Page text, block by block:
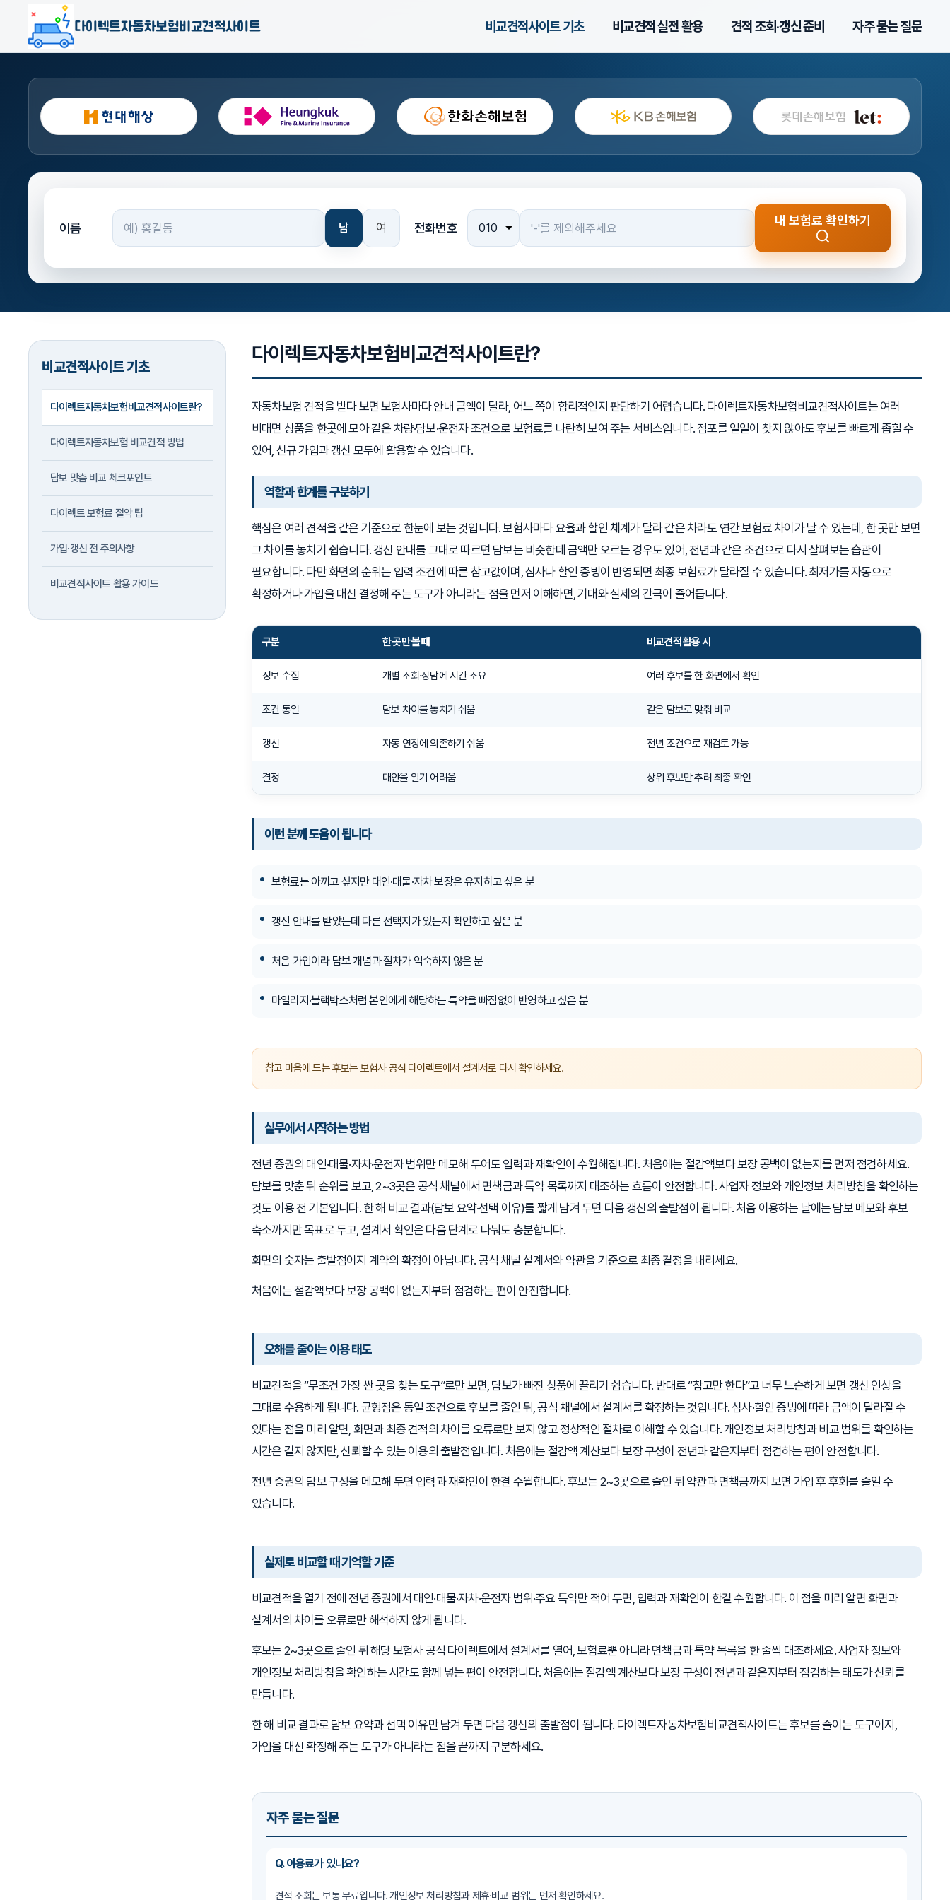
다이렉트자동차보험비교견적사이트 비교견적사이트 기초 비교견적 실전 활용 견적 조회·갱신 준비 자주 묻는 질문
이름 남 여 전화번호 내 보험료 확인하기
비교견적사이트 기초
다이렉트자동차보험비교견적사이트란?
다이렉트자동차보험 비교견적 방법
담보 맞춤 비교 체크포인트
다이렉트 보험료 절약 팁
가입·갱신 전 주의사항
비교견적사이트 활용 가이드
다이렉트자동차보험비교견적사이트란?
자동차보험 견적을 받다 보면 보험사마다 안내 금액이 달라, 어느 쪽이 합리적인지 판단하기 어렵습니다. 다이렉트자동차보험비교견적사이트는 여러
비대면 상품을 한곳에 모아 같은 차량·담보·운전자 조건으로 보험료를 나란히 보여 주는 서비스입니다. 점포를 일일이 찾지 않아도 후보를 빠르게 좁힐 수
있어, 신규 가입과 갱신 모두에 활용할 수 있습니다.
역할과 한계를 구분하기
핵심은 여러 견적을 같은 기준으로 한눈에 보는 것입니다. 보험사마다 요율과 할인 체계가 달라 같은 차라도 연간 보험료 차이가 날 수 있는데, 한 곳만 보면
그 차이를 놓치기 쉽습니다. 갱신 안내를 그대로 따르면 담보는 비슷한데 금액만 오르는 경우도 있어, 전년과 같은 조건으로 다시 살펴보는 습관이
필요합니다. 다만 화면의 순위는 입력 조건에 따른 참고값이며, 심사나 할인 증빙이 반영되면 최종 보험료가 달라질 수 있습니다. 최저가를 자동으로
확정하거나 가입을 대신 결정해 주는 도구가 아니라는 점을 먼저 이해하면, 기대와 실제의 간극이 줄어듭니다.
구분 한 곳만 볼 때 비교견적 활용 시
정보 수집 개별 조회·상담에 시간 소요 여러 후보를 한 화면에서 확인
조건 통일 담보 차이를 놓치기 쉬움 같은 담보로 맞춰 비교
갱신 자동 연장에 의존하기 쉬움 전년 조건으로 재검토 가능
결정 대안을 알기 어려움 상위 후보만 추려 최종 확인
이런 분께 도움이 됩니다
보험료는 아끼고 싶지만 대인·대물·자차 보장은 유지하고 싶은 분
갱신 안내를 받았는데 다른 선택지가 있는지 확인하고 싶은 분
처음 가입이라 담보 개념과 절차가 익숙하지 않은 분
마일리지·블랙박스처럼 본인에게 해당하는 특약을 빠짐없이 반영하고 싶은 분
참고 마음에 드는 후보는 보험사 공식 다이렉트에서 설계서로 다시 확인하세요.
실무에서 시작하는 방법
전년 증권의 대인·대물·자차·운전자 범위만 메모해 두어도 입력과 재확인이 수월해집니다. 처음에는 절감액보다 보장 공백이 없는지를 먼저 점검하세요.
담보를 맞춘 뒤 순위를 보고, 2~3곳은 공식 채널에서 면책금과 특약 목록까지 대조하는 흐름이 안전합니다. 사업자 정보와 개인정보 처리방침을 확인하는
것도 이용 전 기본입니다. 한 해 비교 결과(담보 요약·선택 이유)를 짧게 남겨 두면 다음 갱신의 출발점이 됩니다. 처음 이용하는 날에는 담보 메모와 후보
축소까지만 목표로 두고, 설계서 확인은 다음 단계로 나눠도 충분합니다.
화면의 숫자는 출발점이지 계약의 확정이 아닙니다. 공식 채널 설계서와 약관을 기준으로 최종 결정을 내리세요.
처음에는 절감액보다 보장 공백이 없는지부터 점검하는 편이 안전합니다.
오해를 줄이는 이용 태도
비교견적을 “무조건 가장 싼 곳을 찾는 도구”로만 보면, 담보가 빠진 상품에 끌리기 쉽습니다. 반대로 “참고만 한다”고 너무 느슨하게 보면 갱신 인상을
그대로 수용하게 됩니다. 균형점은 동일 조건으로 후보를 줄인 뒤, 공식 채널에서 설계서를 확정하는 것입니다. 심사·할인 증빙에 따라 금액이 달라질 수
있다는 점을 미리 알면, 화면과 최종 견적의 차이를 오류로만 보지 않고 정상적인 절차로 이해할 수 있습니다. 개인정보 처리방침과 비교 범위를 확인하는
시간은 길지 않지만, 신뢰할 수 있는 이용의 출발점입니다. 처음에는 절감액 계산보다 보장 구성이 전년과 같은지부터 점검하는 편이 안전합니다.
전년 증권의 담보 구성을 메모해 두면 입력과 재확인이 한결 수월합니다. 후보는 2~3곳으로 줄인 뒤 약관과 면책금까지 보면 가입 후 후회를 줄일 수
있습니다.
실제로 비교할 때 기억할 기준
비교견적을 열기 전에 전년 증권에서 대인·대물·자차·운전자 범위·주요 특약만 적어 두면, 입력과 재확인이 한결 수월합니다. 이 점을 미리 알면 화면과
설계서의 차이를 오류로만 해석하지 않게 됩니다.
후보는 2~3곳으로 줄인 뒤 해당 보험사 공식 다이렉트에서 설계서를 열어, 보험료뿐 아니라 면책금과 특약 목록을 한 줄씩 대조하세요. 사업자 정보와
개인정보 처리방침을 확인하는 시간도 함께 넣는 편이 안전합니다. 처음에는 절감액 계산보다 보장 구성이 전년과 같은지부터 점검하는 태도가 신뢰를
만듭니다.
한 해 비교 결과로 담보 요약과 선택 이유만 남겨 두면 다음 갱신의 출발점이 됩니다. 다이렉트자동차보험비교견적사이트는 후보를 줄이는 도구이지,
가입을 대신 확정해 주는 도구가 아니라는 점을 끝까지 구분하세요.
자주 묻는 질문
Q. 이용료가 있나요?
견적 조회는 보통 무료입니다. 개인정보 처리방침과 제휴·비교 범위는 먼저 확인하세요.